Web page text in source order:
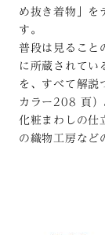
め抜き着物」を
す。
普段は見ること
に所蔵されてい
を、すべて解説
カラー208 頁）
化粧まわしの仕
の織物工房など